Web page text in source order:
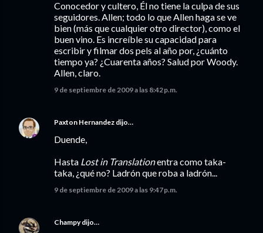
Conocedor y cultero, Él no tiene la culpa de sus
seguidores. Allen; todo lo que Allen haga se ve
bien (más que cualquier otro director), como el
buen vino. Es increíble su capacidad para
escribir y filmar dos pels al año por, ¿cuánto
tiempo ya? ¿Cuarenta años? Salud por Woody.
Allen, claro.
9 de septiembre de 2009 a las 8:42 p.m.
Paxton Hernandez dijo…
Duende,
Hasta Lost in Translationentra como taka-
taka, ¿qué no? Ladrón que roba a ladrón...
9 de septiembre de 2009 a las 9:47 p.m.
Champydijo…